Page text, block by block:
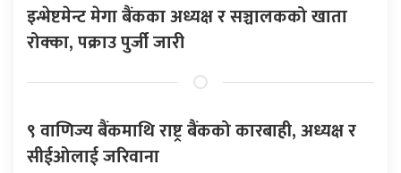
इन्भेष्टमेन्ट मेगा बैंकका अध्यक्ष र सञ्चालकको खाता
रोक्का, पक्राउ पुर्जी जारी
९ वाणिज्य बैंकमाथि राष्ट्र बैंकको कारबाही, अध्यक्ष र
सीईओलाई जरिवाना